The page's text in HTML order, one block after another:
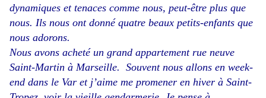
dynamiques et tenaces comme nous, peut-être plus que
nous. Ils nous ont donné quatre beaux petits-enfants que
nous adorons.
Nous avons acheté un grand appartement rue neuve
Saint-Martin à Marseille. Souvent nous allons en week-
end dans le Var et j’aime me promener en hiver à Saint-